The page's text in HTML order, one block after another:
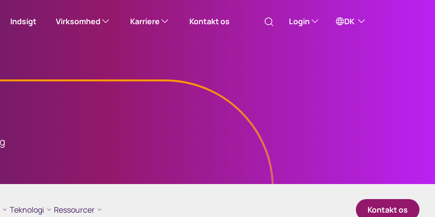
Login
Please note: this will take you to one of our external sites
Investor Centre (US)
Få adgang til udenlandske
aktier administreret af
Computershare i USA
Indsigt Virksomhed
Nyheder
Investorrelationer
Karriere Kontakt os DK
Canada (Français)
Channel Islands
China Hong Kong
Teknologi Ressourcer Kontakt os